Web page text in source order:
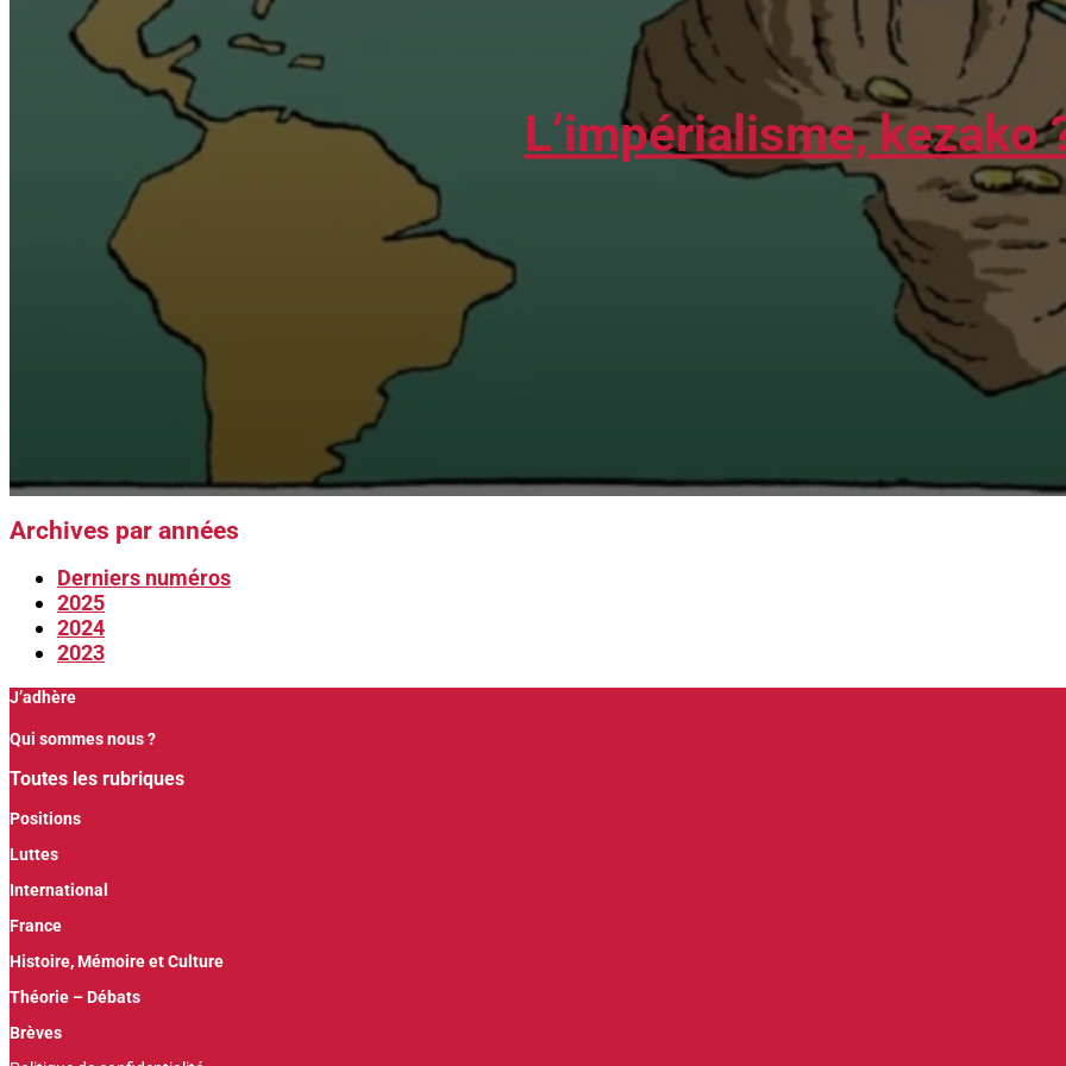
L’impérialisme, kezako
Archives par années
Derniers numéros
2025
2024
2023
J’adhère
Qui sommes nous ?
Toutes les rubriques
Positions
Luttes
International
France
Histoire, Mémoire et Culture
Théorie – Débats
Brèves